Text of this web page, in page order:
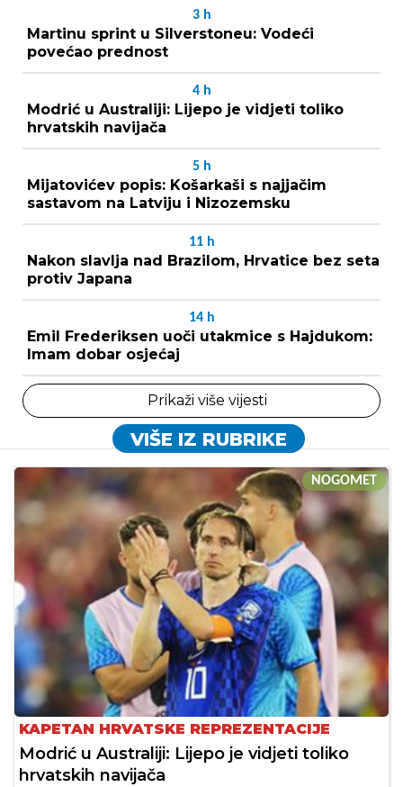
3 h
Martinu sprint u Silverstoneu: Vodeći
povećao prednost
4 h
Modrić u Australiji: Lijepo je vidjeti toliko
hrvatskih navijača
5 h
Mijatovićev popis: Košarkaši s najjačim
sastavom na Latviju i Nizozemsku
11 h
Nakon slavlja nad Brazilom, Hrvatice bez seta
protiv Japana
14 h
Emil Frederiksen uoči utakmice s Hajdukom:
Imam dobar osjećaj
Prikaži više vijesti
VIŠE IZ RUBRIKE
NOGOMET
KAPETAN HRVATSKE REPREZENTACIJE
Modrić u Australiji: Lijepo je vidjeti toliko
hrvatskih navijača